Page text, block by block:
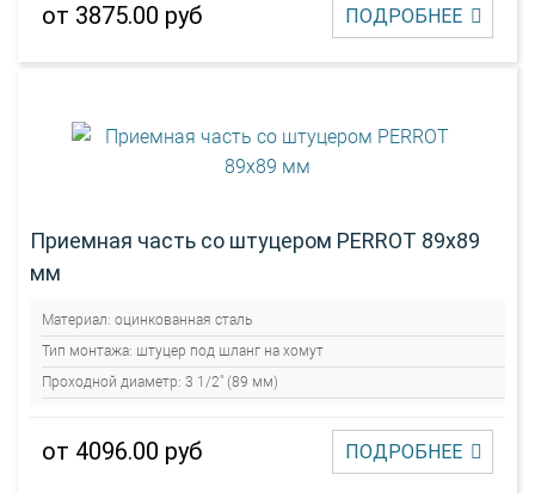
от 3875.00 руб ПОДРОБНЕЕ
Приемная часть со штуцером PERROT 89х89
мм
Материал: оцинкованная сталь
Тип монтажа: штуцер под шланг на хомут
Проходной диаметр: 3 1/2" (89 мм)
от 4096.00 руб ПОДРОБНЕЕ